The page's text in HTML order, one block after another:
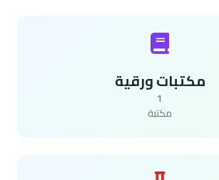
مكتبات ورقية
مكتبة